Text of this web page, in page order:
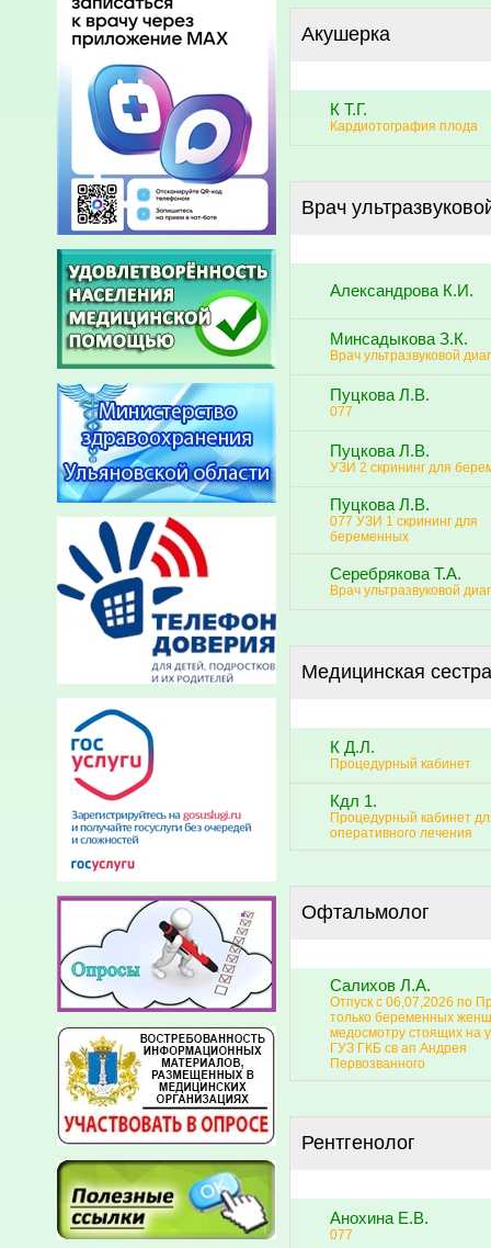
Акушерка
К Т.Г.
Кардиотография плода
Врач
Александрова К.И.
Минсадыкова З.К.
Врач ультразвуковой
Пуцкова Л.В.
077
Пуцкова Л.В.
УЗИ 2 скрининг для
Пуцкова Л.В.
077 УЗИ 1 скрининг для
беременных
Серебрякова Т.А.
Врач ультразвуковой
Медицинская сестра
К Д.Л.
Процедурный кабинет
Кдл 1.
Процедурный кабинет
оперативного лечения
Офтальмолог
Салихов Л.А.
Отпуск с 06,07,2026 по
только беременных
медосмотру стоящих на
ГУЗ ГКБ св ап Андрея
Первозванного
Рентгенолог
Анохина Е.В.
077